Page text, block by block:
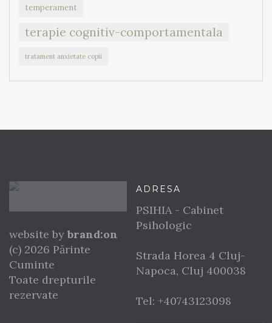
temperament
terapie cognitiv-comportamentala
tratament anxietate copii
website by brand:on
(c) 2026 Părinte
Cuminte
Toate drepturile
rezervate
ADRESA
PSIHIA - Cabinet
Psihologic
Strada Horea 4 Cluj-
Napoca, Cluj 400038
Tel: +40743123098